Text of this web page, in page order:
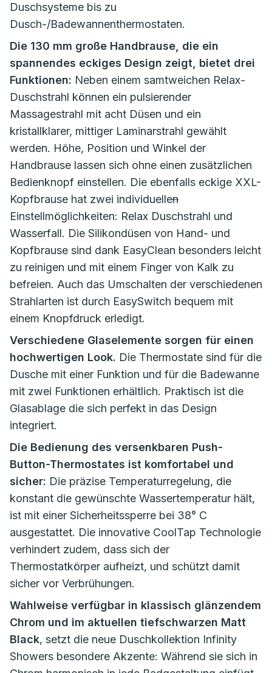
Duschsysteme bis zu
Dusch-/Badewannenthermostaten.
Die 130 mm große Handbrause, die ein
spannendes eckiges Design zeigt, bietet drei
Funktionen: Neben einem samtweichen Relax-
Duschstrahl können ein pulsierender
Massagestrahl mit acht Düsen und ein
kristallklarer, mittiger Laminarstrahl gewählt
werden. Höhe, Position und Winkel der
Handbrause lassen sich ohne einen zusätzlichen
Bedienknopf einstellen. Die ebenfalls eckige XXL-
Kopfbrause hat zwei individuellen
Einstellmöglichkeiten: Relax Duschstrahl und
Wasserfall. Die Silikondüsen von Hand- und
Kopfbrause sind dank EasyClean besonders leicht
zu reinigen und mit einem Finger von Kalk zu
befreien. Auch das Umschalten der verschiedenen
Strahlarten ist durch EasySwitch bequem mit
einem Knopfdruck erledigt.
Verschiedene Glaselemente sorgen für einen
hochwertigen Look. Die Thermostate sind für die
Dusche mit einer Funktion und für die Badewanne
mit zwei Funktionen erhältlich. Praktisch ist die
Glasablage die sich perfekt in das Design
integriert.
Die Bedienung des versenkbaren Push-
Button-Thermostates ist komfortabel und
sicher: Die präzise Temperaturregelung, die
konstant die gewünschte Wassertemperatur hält,
ist mit einer Sicherheitssperre bei 38° C
ausgestattet. Die innovative CoolTap Technologie
verhindert zudem, dass sich der
Thermostatkörper aufheizt, und schützt damit
sicher vor Verbrühungen.
Wahlweise verfügbar in klassisch glänzendem
Chrom und im aktuellen tiefschwarzen Matt
Black, setzt die neue Duschkollektion Infinity
Showers besondere Akzente: Während sie sich in